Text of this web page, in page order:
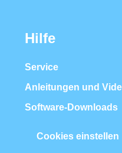
Hilfe
Service
Anleitungen und
Software-Downloads
Cookies einstellen